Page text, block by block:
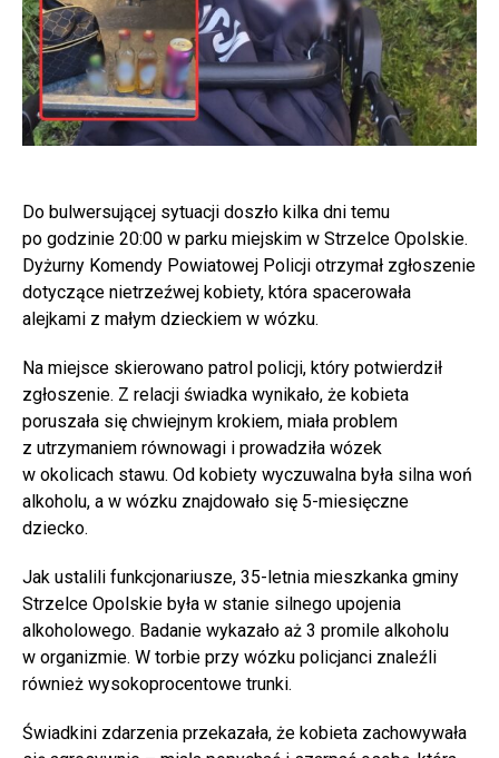
Do bulwersującej sytuacji doszło kilka dni temu
po godzinie 20:00 w parku miejskim w Strzelce Opolskie.
Dyżurny Komendy Powiatowej Policji otrzymał zgłoszenie
dotyczące nietrzeźwej kobiety, która spacerowała
alejkami z małym dzieckiem w wózku.
Na miejsce skierowano patrol policji, który potwierdził
zgłoszenie. Z relacji świadka wynikało, że kobieta
poruszała się chwiejnym krokiem, miała problem
z utrzymaniem równowagi i prowadziła wózek
w okolicach stawu. Od kobiety wyczuwalna była silna woń
alkoholu, a w wózku znajdowało się 5-miesięczne
dziecko.
Jak ustalili funkcjonariusze, 35-letnia mieszkanka gminy
Strzelce Opolskie była w stanie silnego upojenia
alkoholowego. Badanie wykazało aż 3 promile alkoholu
w organizmie. W torbie przy wózku policjanci znaleźli
również wysokoprocentowe trunki.
Świadkini zdarzenia przekazała, że kobieta zachowywała